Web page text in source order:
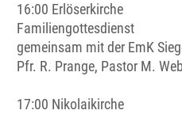
16:00 Erlöserkirche
Familiengottesdienst
gemeinsam mit der EmK
Pfr. R. Prange, Pastor M.
17:00 Nikolaikirche